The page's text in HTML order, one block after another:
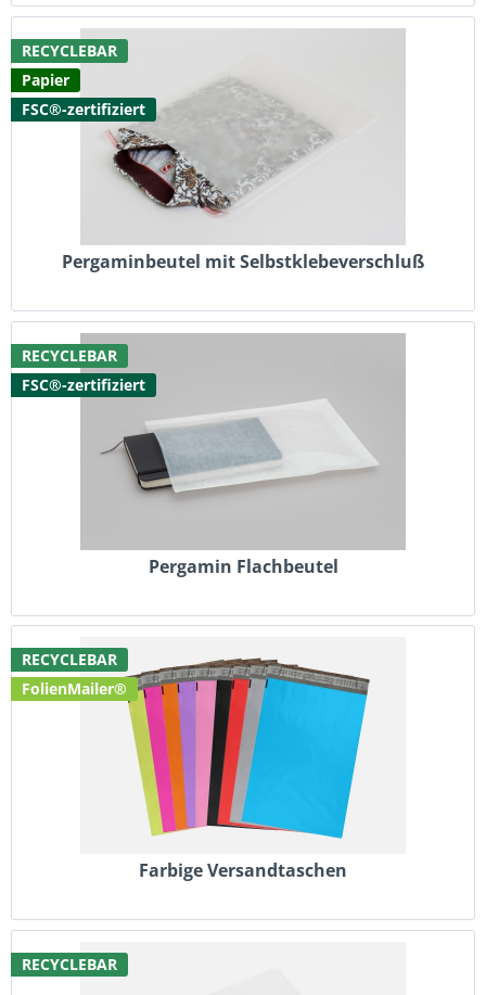
RECYCLEBAR
Papier
FSC®-zertifiziert
Pergaminbeutel mit Selbstklebeverschluß
RECYCLEBAR
FSC®-zertifiziert
Pergamin Flachbeutel
RECYCLEBAR
FolienMailer®
Farbige Versandtaschen
RECYCLEBAR